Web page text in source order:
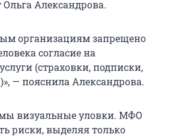
Александрова.
организациям запрещено
согласие на
(страховки, подписки,
— пояснила Александрова.
визуальные уловки. МФО
риски, выделяя только